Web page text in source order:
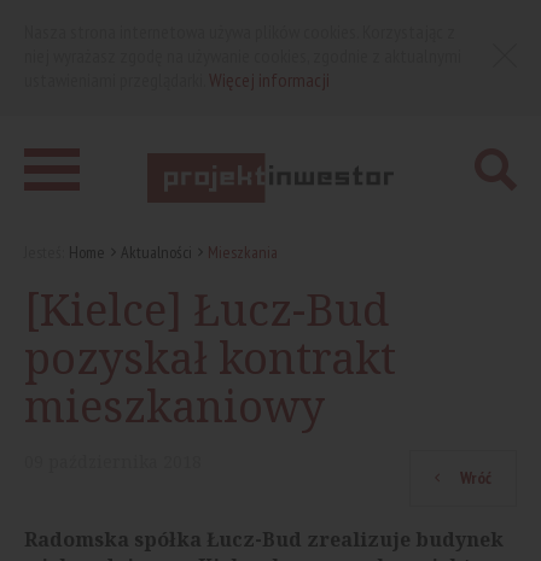
Home Aktualności Mieszkania
[Kielce] Łucz-Bud
pozyskał kontrakt
mieszkaniowy
Wróć
Radomska spółka Łucz-Bud zrealizuje budynek